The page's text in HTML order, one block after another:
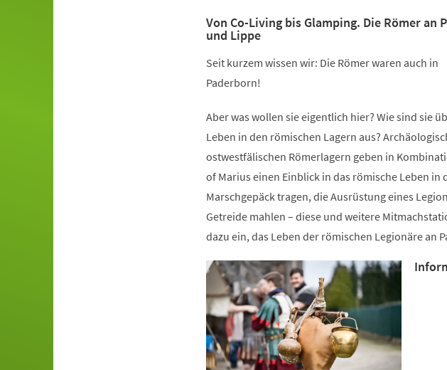
Von Co-Living bis Glamping. Die Römer an
und Lippe
Seit kurzem wissen wir: Die Römer waren auch in
Paderborn!
Aber was wollen sie eigentlich hier? Wie sind sie
Leben in den römischen Lagern aus?
ostwestfälischen Römerlagern geben in
of Marius einen Einblick in das römische Leben in
Marschgepäck tragen, die Ausrüstung eines
Getreide mahlen – diese und weitere
dazu ein, das Leben der römischen Legionäre an